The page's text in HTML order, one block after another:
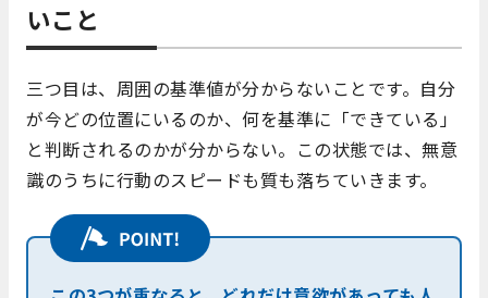
いこと
三つ目は、周囲の基準値が分からないことです。自分
が今どの位置にいるのか、何を基準に「できている」
と判断されるのかが分からない。この状態では、無意
識のうちに行動のスピードも質も落ちていきます。